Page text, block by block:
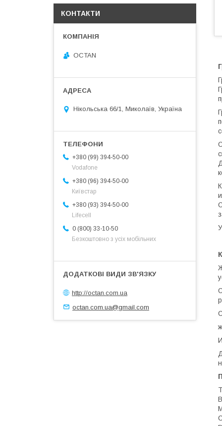
КОНТАКТИ
OCTAN
Нікольська 66/1, Миколаїв, Україна
+380 (99) 394-50-00
Vodafone
+380 (96) 394-50-00
Київстар
+380 (93) 394-50-00
Lifecell
0 (800) 33-10-50
Безкоштовно з усіх мобільних
http://octan.com.ua
octan.com.ua@gmail.com